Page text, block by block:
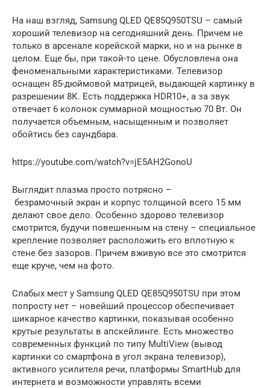
На наш взгляд, Samsung QLED QE85Q950TSU – самый
хороший телевизор на сегодняшний день. Причем не
только в арсенале корейской марки, но и на рынке в
целом. Еще бы, при такой-то цене. Обусловлена она
феноменальными характеристиками. Телевизор
оснащен 85-дюймовой матрицей, выдающей картинку в
разрешении 8К. Есть поддержка HDR10+, а за звук
отвечает 6 колонок суммарной мощностью 70 Вт. Он
получается объемным, насыщенным и позволяет
обойтись без саундбара.
https://youtube.com/watch?v=jE5AH2GonoU
Выглядит плазма просто потрясно –
безрамочный экран и корпус толщиной всего 15 мм
делают свое дело. Особенно здорово телевизор
смотрится, будучи повешенным на стену – специальное
крепление позволяет расположить его вплотную к
стене без зазоров. Причем вживую все это смотрится
еще круче, чем на фото.
Слабых мест у Samsung QLED QE85Q950TSU при этом
попросту нет – новейший процессор обеспечивает
шикарное качество картинки, показывая особенно
крутые результаты в апскейлинге. Есть множество
современных функций по типу MultiView (вывод
картинки со смартфона в угол экрана телевизор),
активного усилителя речи, платформы SmartHub для
интернета и возможности управлять всеми